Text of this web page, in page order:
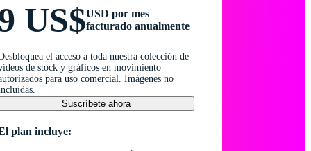
US$USD por mes
facturado anualmente
el acceso a toda nuestra colección de
de stock y gráficos en movimiento
para uso comercial. Imágenes no
Suscríbete ahora
plan incluye: